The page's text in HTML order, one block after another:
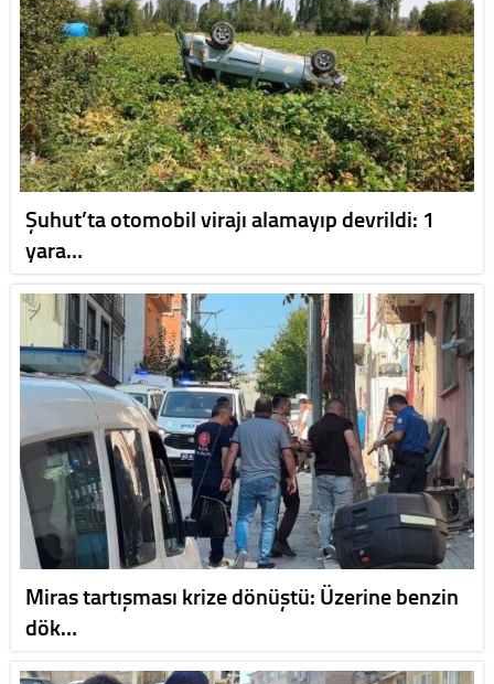
Şuhut’ta otomobil virajı alamayıp devrildi: 1
yara…
Miras tartışması krize dönüştü: Üzerine benzin
dök…